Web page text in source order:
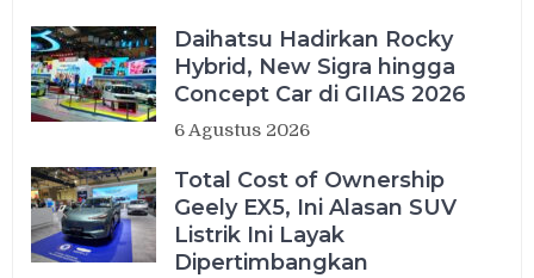
Daihatsu Hadirkan Rocky
Hybrid, New Sigra hingga
Concept Car di GIIAS 2026
6 Agustus 2026
Total Cost of Ownership
Geely EX5, Ini Alasan SUV
Listrik Ini Layak
Dipertimbangkan